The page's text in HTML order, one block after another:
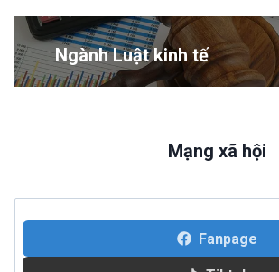
Ngành Luật kinh tế
Mạng xã hội
Fanpage